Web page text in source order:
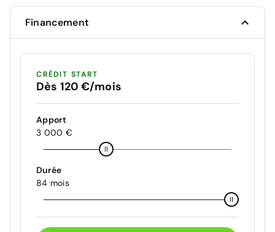
Financement
CRÉDIT START
Dès 120 €/mois
Apport
3 000 €
Durée
84 mois